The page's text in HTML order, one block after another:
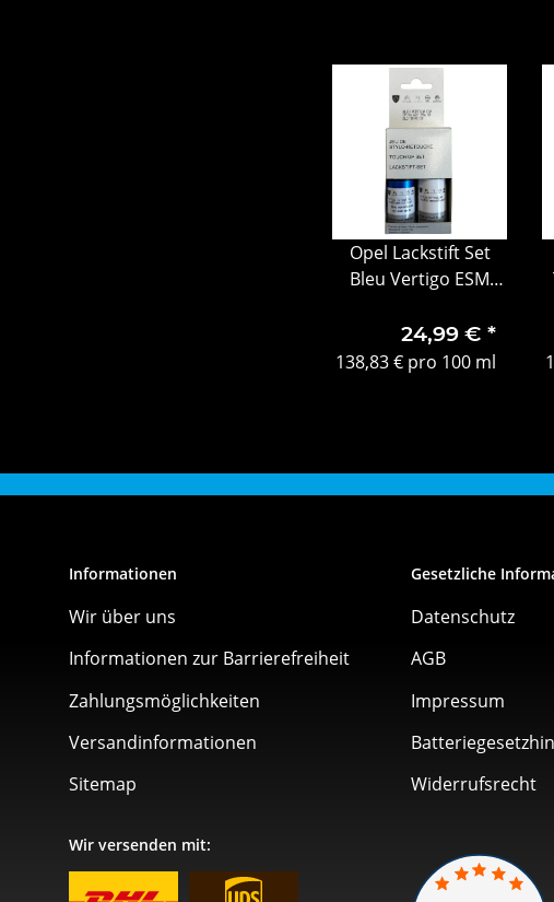
Opel Lackstift Set
Bleu Vertigo ESM
24,99 € *
138,83 € pro 100 ml
Informationen
Wir über uns
Informationen zur Barrierefreiheit
Zahlungsmöglichkeiten
Versandinformationen
Sitemap
Gesetzliche
Datenschutz
AGB
Impressum
Widerrufsrecht
Wir versenden mit: